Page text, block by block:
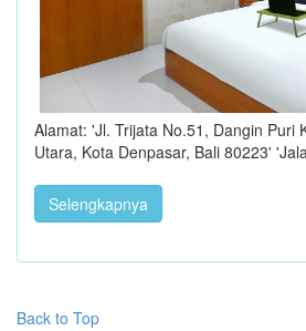
Alamat: 'Jl. Trijata No.51, Dangin Puri
Utara, Kota Denpasar, Bali 80223'
Selengkapnya
Back to Top